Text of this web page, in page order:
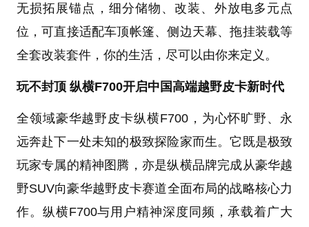
无损拓展锚点，细分储物、改装、外放电多元点
位，可直接适配车顶帐篷、侧边天幕、拖挂装载等
全套改装套件，你的生活，尽可以由你来定义。
玩不封顶 纵横F700开启中国高端越野皮卡新时代
全领域豪华越野皮卡纵横F700，为心怀旷野、永
远奔赴下一处未知的极致探险家而生。它既是极致
玩家专属的精神图腾，亦是纵横品牌完成从豪华越
野SUV向豪华越野皮卡赛道全面布局的战略核心力
作。纵横F700与用户精神深度同频，承载着广大